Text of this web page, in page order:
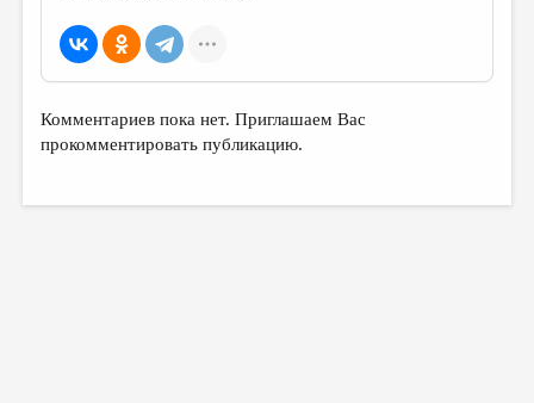
Комментариев пока нет. Приглашаем Вас
прокомментировать публикацию.